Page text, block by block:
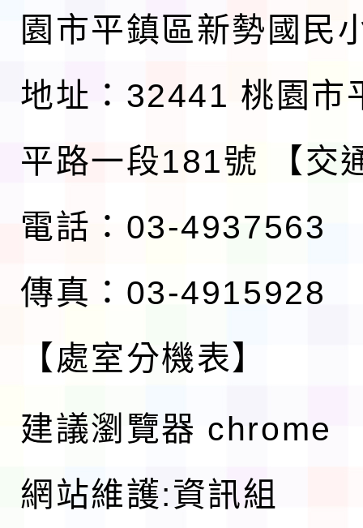
園市平鎮區新勢國民
地址：32441 桃園市
平路一段181號
【交
電話：03-4937563
傳真：03-4915928
【處室分機表】
建議瀏覽器 chrome
網站維護:資訊組